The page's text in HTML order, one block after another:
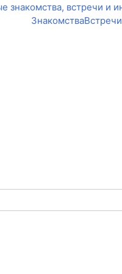
ЗнакомстваВстречи